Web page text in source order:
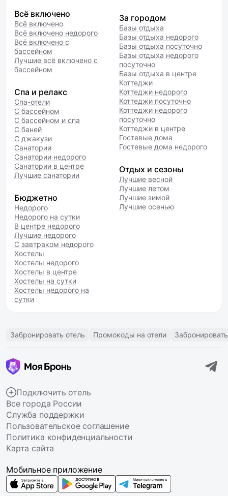
Всё включено
Всё включено
Всё включено недорого
Всё включено с
бассейном
Лучшие всё включено с
бассейном
Спа и релакс
Спа-отели
С бассейном
С бассейном и спа
С баней
С джакузи
Санатории
Санатории недорого
Санатории в центре
Лучшие санатории
Бюджетно
Недорого
Недорого на сутки
В центре недорого
Лучшие недорого
С завтраком недорого
Хостелы
Хостелы недорого
Хостелы в центре
Хостелы на сутки
Хостелы недорого на
сутки
За городом
Базы отдыха
Базы отдыха недорого
Базы отдыха посуточно
Базы отдыха недорого
посуточно
Базы отдыха в центре
Коттеджи
Коттеджи недорого
Коттеджи посуточно
Коттеджи недорого
посуточно
Коттеджи в центре
Гостевые дома
Гостевые дома недорого
Отдых и сезоны
Лучшие весной
Лучшие летом
Лучшие зимой
Лучшие осенью
Забронировать отель Промокоды на отели
Подключить отель
Все города России
Служба поддержки
Пользовательское соглашение
Политика конфиденциальности
Карта сайта
Мобильное приложение